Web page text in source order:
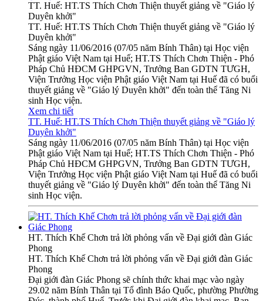
TT. Huế: HT.TS Thích Chơn Thiện thuyết giảng về "Giáo lý
Duyên khởi"
TT. Huế: HT.TS Thích Chơn Thiện thuyết giảng về "Giáo lý
Duyên khởi"
Sáng ngày 11/06/2016 (07/05 năm Bính Thân) tại Học viện
Phật giáo Việt Nam tại Huế; HT.TS Thích Chơn Thiện - Phó
Pháp Chủ HĐCM GHPGVN, Trưởng Ban GDTN TƯGH,
Viện Trưởng Học viện Phật giáo Việt Nam tại Huế đã có buổi
thuyết giảng về "Giáo lý Duyên khởi" đến toàn thể Tăng Ni
sinh Học viện.
Xem chi tiết
TT. Huế: HT.TS Thích Chơn Thiện thuyết giảng về "Giáo lý
Duyên khởi"
Sáng ngày 11/06/2016 (07/05 năm Bính Thân) tại Học viện
Phật giáo Việt Nam tại Huế; HT.TS Thích Chơn Thiện - Phó
Pháp Chủ HĐCM GHPGVN, Trưởng Ban GDTN TƯGH,
Viện Trưởng Học viện Phật giáo Việt Nam tại Huế đã có buổi
thuyết giảng về "Giáo lý Duyên khởi" đến toàn thể Tăng Ni
sinh Học viện.
HT. Thích Khế Chơn trả lời phỏng vấn về Đại giới đàn Giác
Phong
HT. Thích Khế Chơn trả lời phỏng vấn về Đại giới đàn Giác
Phong
Đại giới đàn Giác Phong sẽ chính thức khai mạc vào ngày
29.02 năm Bính Thân tại Tổ đình Báo Quốc, phường Phường